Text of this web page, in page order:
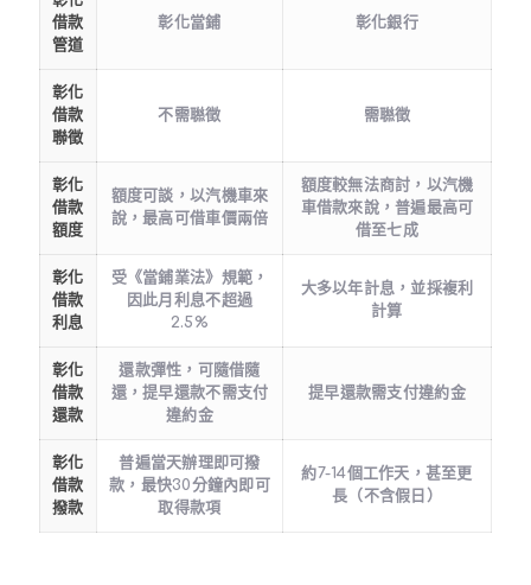
借款
管道
彰化當鋪 彰化銀行
彰化
借款
聯徵
不需聮徵 需聮徵
彰化
借款
額度
額度可談，以汽機車來
說，最高可借車價兩倍
額度較無法商討，以汽機
車借款來說，普遍最高可
借至七成
彰化
借款
利息
受《當鋪業法》規範，
因此月利息不超過
2.5%
大多以年計息，並採複利
計算
彰化
借款
還款
還款彈性，可隨借隨
還，提早還款不需支付
違約金
提早還款需支付違約金
彰化
借款
撥款
普遍當天辦理即可撥
款，最快30分鐘內即可
取得款項
約7-14個工作天，甚至更
長（不含假日）